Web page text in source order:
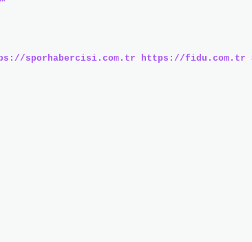
sporhabercisi.com.tr https://fidu.com.tr